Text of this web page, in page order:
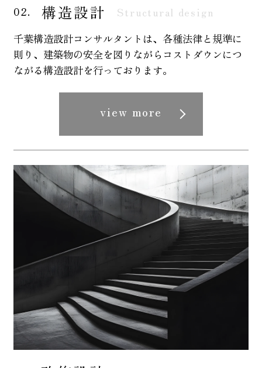
02. 構造設計
Structural design
千葉構造設計コンサルタントは、各種法律と規準に
則り、建築物の安全を図りながらコストダウンにつ
ながる構造設計を行っております。
view more